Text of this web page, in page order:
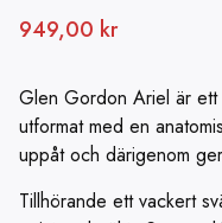
949,00 kr
Glen Gordon Ariel är ett
utformat med en
uppåt och därigenom
Tillhörande ett vackert